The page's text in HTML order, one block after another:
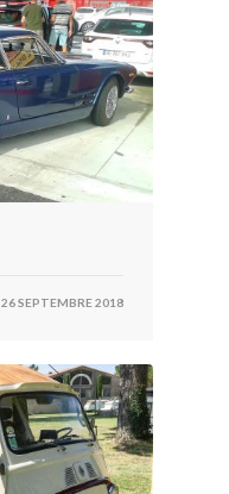
26 SEPTEMBRE 2018